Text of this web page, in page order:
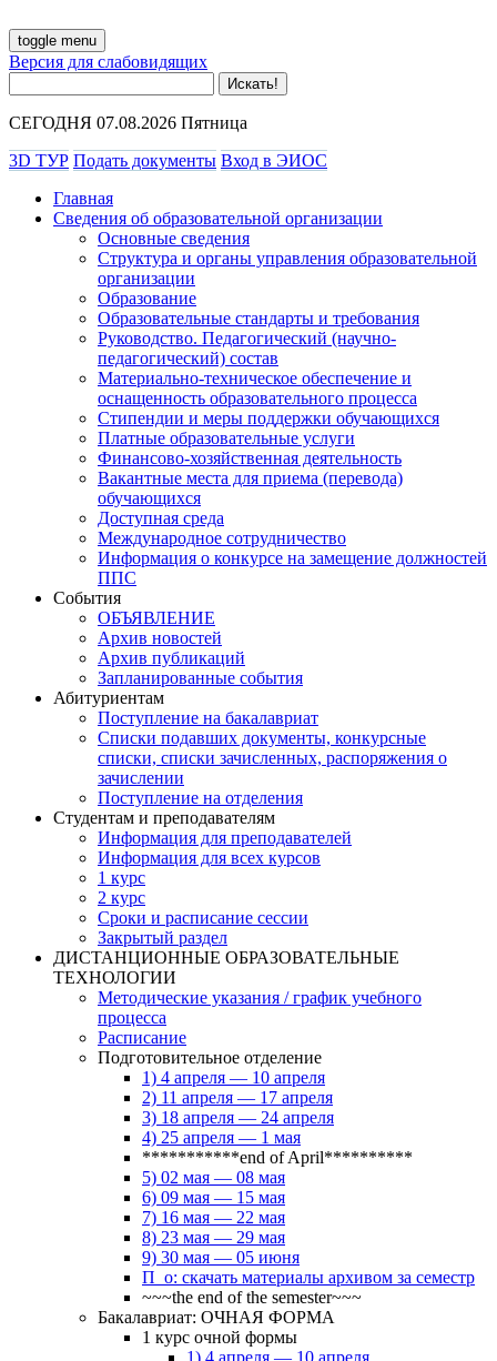
toggle menu
Версия для слабовидящих
СЕГОДНЯ 07.08.2026 Пятница
3D ТУР Подать документы Вход в ЭИОС
Главная
Сведения об образовательной организации
Основные сведения
Структура и органы управления образовательной
организации
Образование
Образовательные стандарты и требования
Руководство. Педагогический (научно-
педагогический) состав
Материально-техническое обеспечение и
оснащенность образовательного процесса
Стипендии и меры поддержки обучающихся
Платные образовательные услуги
Финансово-хозяйственная деятельность
Вакантные места для приема (перевода)
обучающихся
Доступная среда
Международное сотрудничество
Информация о конкурсе на замещение должностей
ППС
События
ОБЪЯВЛЕНИЕ
Архив новостей
Архив публикаций
Запланированные события
Абитуриентам
Поступление на бакалавриат
Списки подавших документы, конкурсные
списки, списки зачисленных, распоряжения о
зачислении
Поступление на отделения
Студентам и преподавателям
Информация для преподавателей
Информация для всех курсов
1 курс
2 курс
Сроки и расписание сессии
Закрытый раздел
ДИСТАНЦИОННЫЕ ОБРАЗОВАТЕЛЬНЫЕ
ТЕХНОЛОГИИ
Методические указания / график учебного
процесса
Расписание
Подготовительное отделение
1) 4 апреля — 10 апреля
2) 11 апреля — 17 апреля
3) 18 апреля — 24 апреля
4) 25 апреля — 1 мая
***********end of April**********
5) 02 мая — 08 мая
6) 09 мая — 15 мая
7) 16 мая — 22 мая
8) 23 мая — 29 мая
9) 30 мая — 05 июня
П_о: скачать материалы архивом за семестр
~~~the end of the semester~~~
Бакалавриат: ОЧНАЯ ФОРМА
1 курс очной формы
1) 4 апреля — 10 апреля